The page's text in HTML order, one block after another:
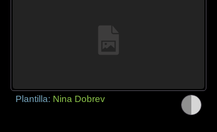
Plantilla: Nina Dobrev